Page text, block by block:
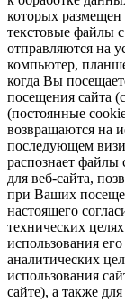
которых
текстовые файлы
отправляются на
компьютер,
когда Вы
посещения сайта
(постоянные
возвращаются на
последующем
распознает
для веб-сайта,
при Ваших
настоящего
технических
использования
аналитических
использования
сайте), а также